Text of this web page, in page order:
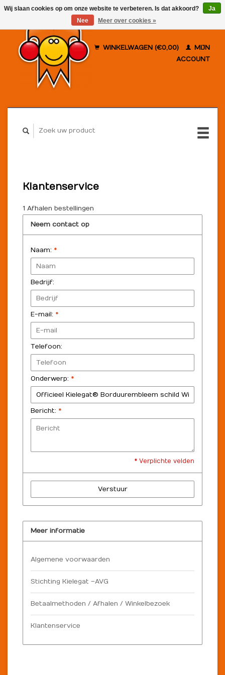
WINKELWAGEN (€0,00)
MIJN
ACCOUNT
Klantenservice
1 Afhalen bestellingen
Neem contact op
Naam: *
Bedrijf:
E-mail: *
Telefoon:
Onderwerp: *
Bericht: *
* Verplichte velden
Verstuur
Meer informatie
Algemene voorwaarden
Stichting Kielegat – AVG
Betaalmethoden / Afhalen / Winkelbezoek
Klantenservice
Wij slaan cookies op om onze website te verbeteren. Is dat akkoord?
Ja
Nee
Meer over cookies »